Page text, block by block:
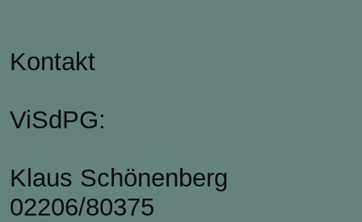
Kontakt
ViSdPG:
Klaus Schönenberg
02206/80375